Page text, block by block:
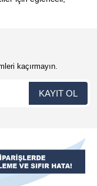
kaçırmayın.